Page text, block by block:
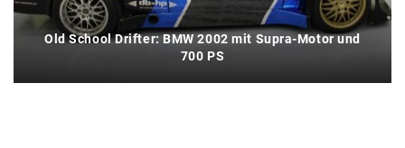
Old School Drifter: BMW 2002 mit Supra-Motor und
700 PS